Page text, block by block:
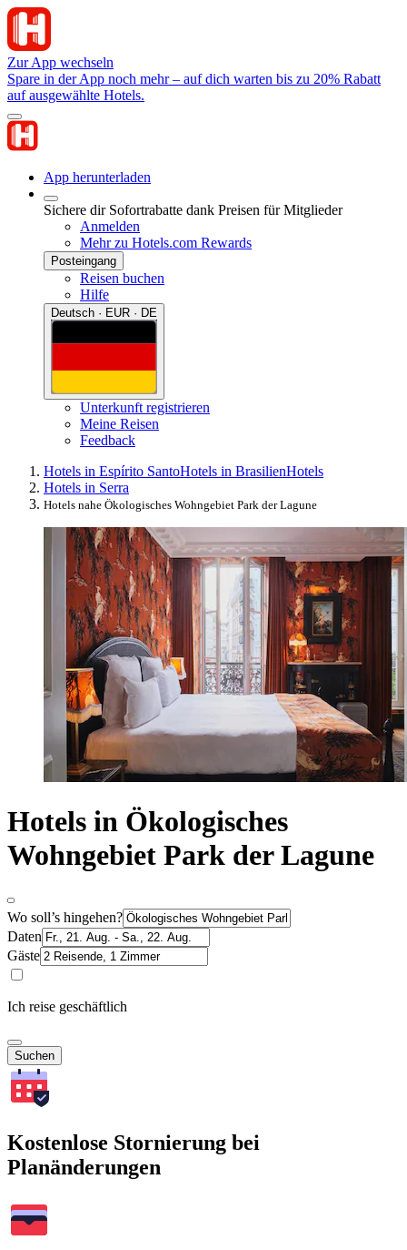
Zur App wechseln
Spare in der App noch mehr – auf dich warten bis zu 20% Rabatt
auf ausgewählte Hotels.
App herunterladen
Sichere dir Sofortrabatte dank Preisen für Mitglieder
Anmelden
Mehr zu Hotels.com Rewards
Posteingang
Reisen buchen
Hilfe
Deutsch · EUR · DE
Unterkunft registrieren
Meine Reisen
Feedback
Hotels in Espírito SantoHotels in BrasilienHotels
Hotels in Serra
Hotels nahe Ökologisches Wohngebiet Park der Lagune
Hotels in Ökologisches
Wohngebiet Park der Lagune
Wo soll’s hingehen?
Daten
Gäste
Ich reise geschäftlich
Suchen
Kostenlose Stornierung bei
Planänderungen